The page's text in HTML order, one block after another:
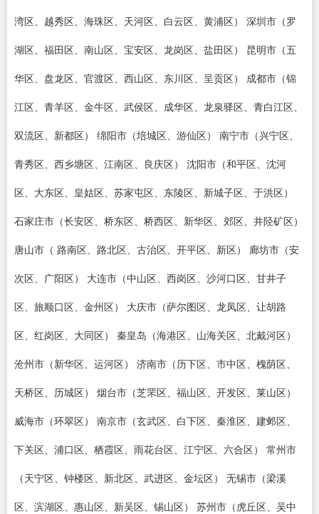
湾区、越秀区、海珠区、天河区、白云区、黄浦区） 深圳市（罗
湖区、福田区、南山区、宝安区、龙岗区、盐田区） 昆明市（五
华区、盘龙区、官渡区、西山区、东川区、呈贡区） 成都市（锦
江区、青羊区、金牛区、武侯区、成华区、龙泉驿区、青白江区、
双流区、新都区） 绵阳市（培城区、游仙区） 南宁市（兴宁区、
青秀区、西乡塘区、江南区、良庆区） 沈阳市（和平区、沈河
区、大东区、皇姑区、苏家屯区、东陵区、新城子区、于洪区）
石家庄市（长安区、桥东区、桥西区、新华区、郊区、井陉矿区）
唐山市（ 路南区、路北区、古治区、开平区、新区） 廊坊市（安
次区、广阳区） 大连市（中山区、西岗区、沙河口区、甘井子
区、旅顺口区、金州区） 大庆市（萨尔图区、龙凤区、让胡路
区、红岗区、大同区） 秦皇岛（海港区、山海关区、北戴河区）
沧州市（新华区、运河区） 济南市（历下区、市中区、槐荫区、
天桥区、历城区） 烟台市（芝罘区、福山区、开发区、莱山区）
威海市（环翠区） 南京市（玄武区、白下区、秦淮区、建邺区、
下关区、浦口区、栖霞区、雨花台区、江宁区、六合区） 常州市
（天宁区、钟楼区、新北区、武进区、金坛区） 无锡市（梁溪
区、滨湖区、惠山区、新吴区、锡山区） 苏州市（虎丘区、吴中